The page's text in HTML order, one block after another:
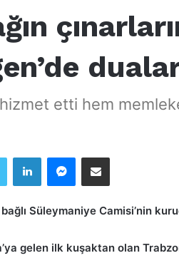
etti hem
bağlı Süleymaniye Camisi’nin
gelen ilk kuşaktan olan